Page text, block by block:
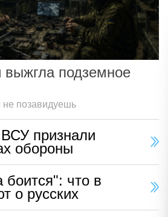
подземное
позавидуешь
признали
обороны
боится": что в
о русских